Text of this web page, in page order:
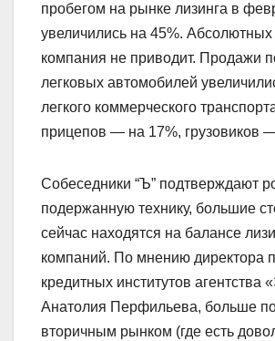
пробегом на рынке лизинга в
увеличились на 45%.
компания не приводит. Продажи
легковых автомобилей
легкого коммерческого
прицепов — на 17%, грузовиков
Собеседники “Ъ” подтверждают
подержанную технику, большие
сейчас находятся на балансе
компаний. По мнению директора
кредитных институтов агентства
Анатолия Перфильева, больше
вторичным рынком (где есть